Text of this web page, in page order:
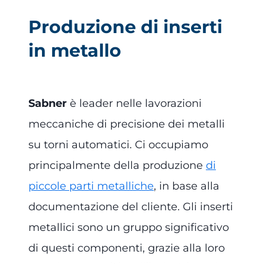
Produzione di inserti
in metallo
Sabner è leader nelle lavorazioni
meccaniche di precisione dei metalli
su torni automatici. Ci occupiamo
principalmente della produzione di
piccole parti metalliche, in base alla
documentazione del cliente. Gli inserti
metallici sono un gruppo significativo
di questi componenti, grazie alla loro